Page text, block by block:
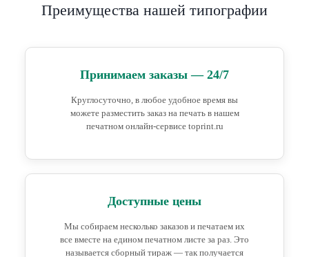
Преимущества нашей типографии
Принимаем заказы — 24/7
Круглосуточно, в любое удобное время вы
можете разместить заказ на печать в нашем
печатном онлайн-сервисе toprint.ru
Доступные цены
Мы собираем несколько заказов и печатаем их
все вместе на едином печатном листе за раз. Это
называется сборный тираж — так получается